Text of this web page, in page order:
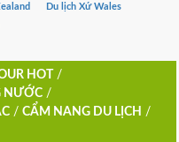
Du lịch Xứ Wales
HOT/
NƯỚC/
/ CẨM NANG DU LỊCH /